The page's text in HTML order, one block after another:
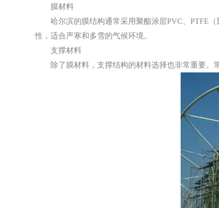
膜材料
哈尔滨的膜结构通常采用聚酯涂层PVC、PTFE
性，适合严寒和多雪的气候环境。
支撑材料
除了膜材料，支撑结构的材料选择也非常重要。